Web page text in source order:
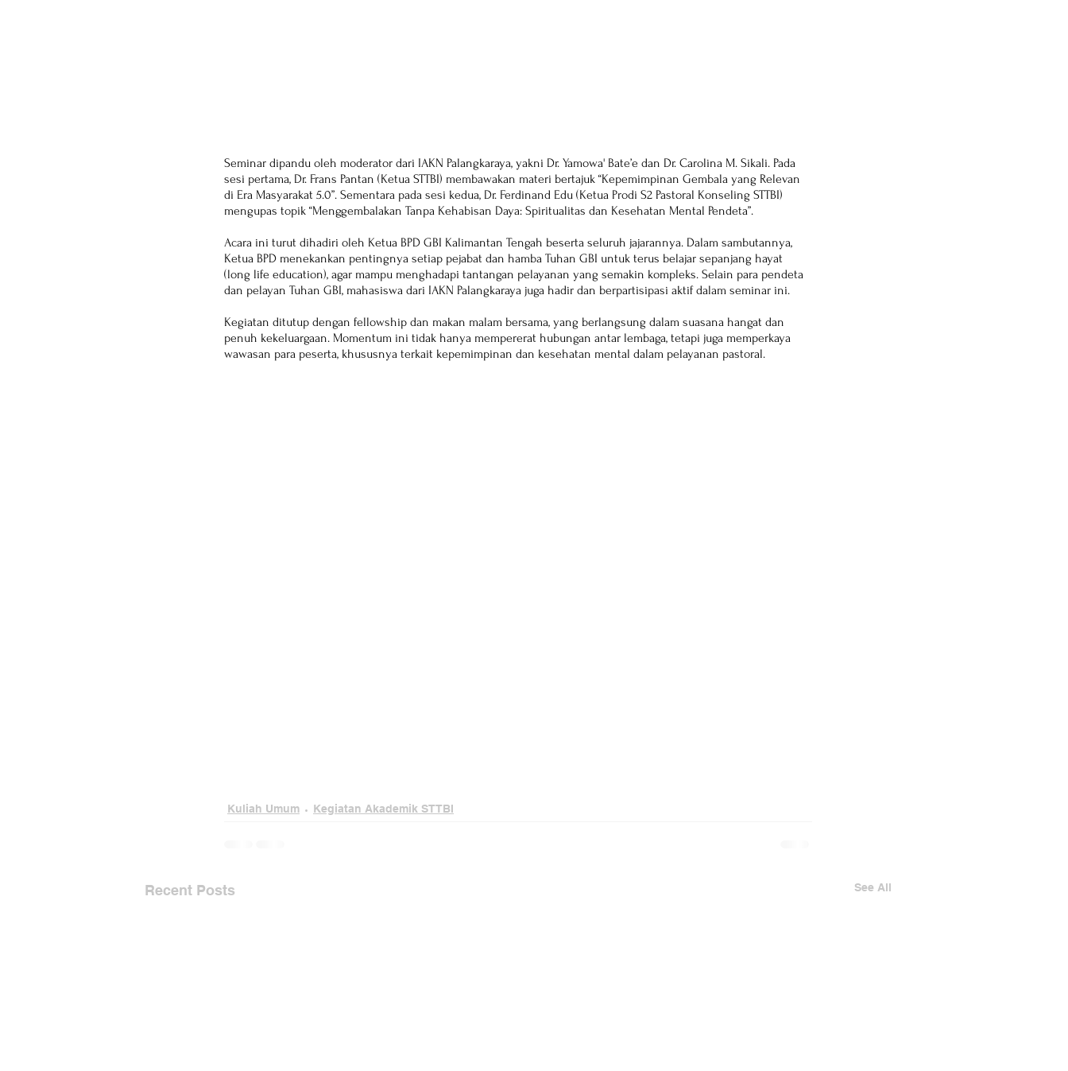
Seminar dipandu oleh moderator dari IAKN Palangkaraya, yakni Dr. Yamowa' Bate’e dan Dr. Carolina M. Sikali. Pada
sesi pertama, Dr. Frans Pantan (Ketua STTBI) membawakan materi bertajuk “Kepemimpinan Gembala yang Relevan
di Era Masyarakat 5.0”. Sementara pada sesi kedua, Dr. Ferdinand Edu (Ketua Prodi S2 Pastoral Konseling STTBI)
mengupas topik “Menggembalakan Tanpa Kehabisan Daya: Spiritualitas dan Kesehatan Mental Pendeta”.
Acara ini turut dihadiri oleh Ketua BPD GBI Kalimantan Tengah beserta seluruh jajarannya. Dalam sambutannya,
Ketua BPD menekankan pentingnya setiap pejabat dan hamba Tuhan GBI untuk terus belajar sepanjang hayat
(long life education), agar mampu menghadapi tantangan pelayanan yang semakin kompleks. Selain para pendeta
dan pelayan Tuhan GBI, mahasiswa dari IAKN Palangkaraya juga hadir dan berpartisipasi aktif dalam seminar ini.
Kegiatan ditutup dengan fellowship dan makan malam bersama, yang berlangsung dalam suasana hangat dan
penuh kekeluargaan. Momentum ini tidak hanya mempererat hubungan antar lembaga, tetapi juga memperkaya
wawasan para peserta, khususnya terkait kepemimpinan dan kesehatan mental dalam pelayanan pastoral.
Kuliah Umum Kegiatan Akademik STTBI
Recent Posts See All